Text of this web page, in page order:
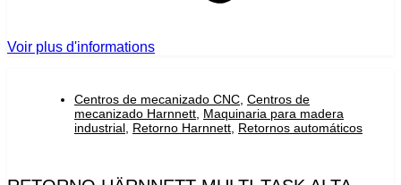
Voir plus d'informations
Centros de mecanizado CNC, Centros de
mecanizado Harnnett, Maquinaria para madera
industrial, Retorno Harnnett, Retornos automáticos